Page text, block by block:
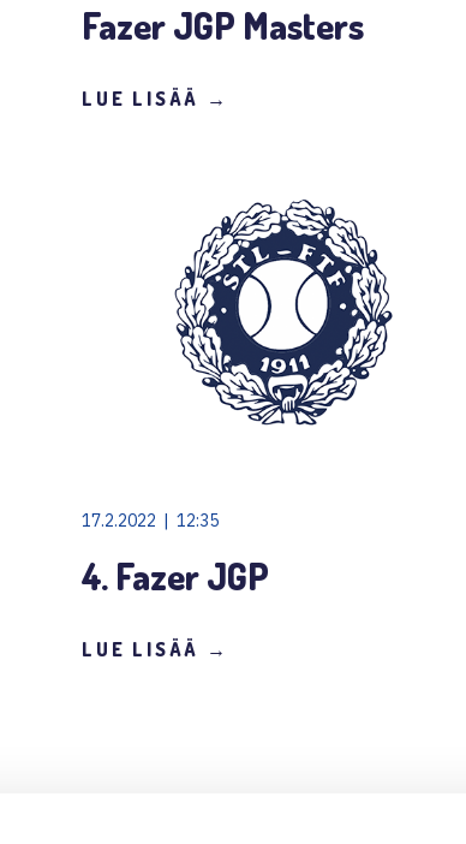
Fazer JGP Masters
LUE LISÄÄ →
17.2.2022 | 12:35
4. Fazer JGP
LUE LISÄÄ →